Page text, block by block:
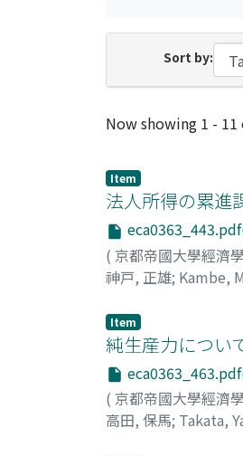
Sort by:
Recent
Now showing 1 - 11
Item
法人所得の累進
( 京都帝國大學經濟
神戸, 正雄; Kambe,
Item
純生産力につい
( 京都帝國大學經濟
高田, 保馬; Takata,